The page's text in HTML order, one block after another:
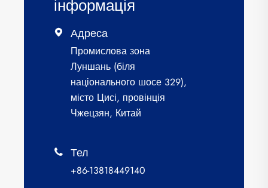
інформація
 Адреса
Промислова зона
Луншань (біля
національного шосе 329),
місто Цисі, провінція
Чжецзян, Китай
 Тел
+86-13818449140